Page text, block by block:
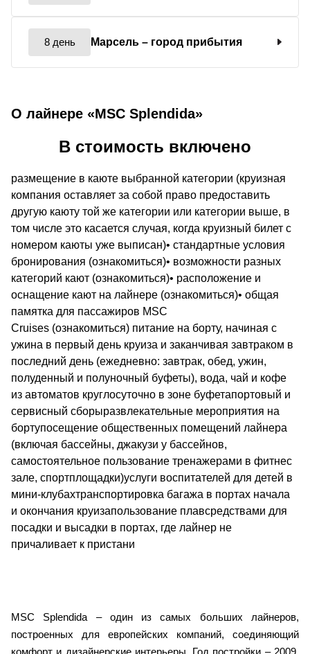
8 день Марсель – город прибытия
О лайнере «MSC Splendida»
MSC Splendida – один из самых больших лайнеров,
построенных для европейских компаний, соединяющий
комфорт и дизайнерские интерьеры. Год постройки – 2009,
В стоимость включено
размещение в каюте выбранной категории (круизная
компания оставляет за собой право предоставить
другую каюту той же категории или категории выше, в
том числе это касается случая, когда круизный билет с
номером каюты уже выписан)• стандартные условия
бронирования (ознакомиться)• возможности разных
категорий кают (ознакомиться)• расположение и
оснащение кают на лайнере (ознакомиться)• общая
памятка для пассажиров MSC
Cruises (ознакомиться) питание на борту, начиная с
ужина в первый день круиза и заканчивая завтраком в
последний день (ежедневно: завтрак, обед, ужин,
полуденный и полуночный буфеты), вода, чай и кофе
из автоматов круглосуточно в зоне буфетапортовый и
сервисный сборыразвлекательные мероприятия на
бортупосещение общественных помещений лайнера
(включая бассейны, джакузи у бассейнов,
самостоятельное пользование тренажерами в фитнес
зале, спортплощадки)услуги воспитателей для детей в
мини-клубахтранспортировка багажа в портах начала
и окончания круизапользование плавсредствами для
посадки и высадки в портах, где лайнер не
причаливает к пристани